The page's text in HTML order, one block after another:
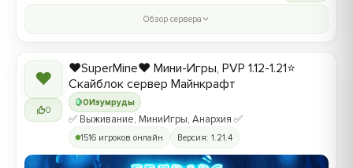
Обзор сервера
❤
0
0Изумруды
❤️SuperMine❤️ Мини-Игры, PVP 1.12-1.21⭐
Скайблок сервер Майнкрафт
✅ Выживание, МиниИгры, Анархия ✅
1516 игроков онлайн Версия: 1.21.4